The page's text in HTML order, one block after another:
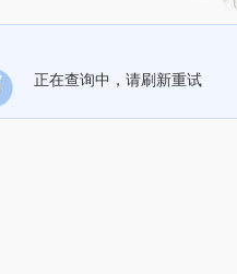
正在查询中，请刷新重试